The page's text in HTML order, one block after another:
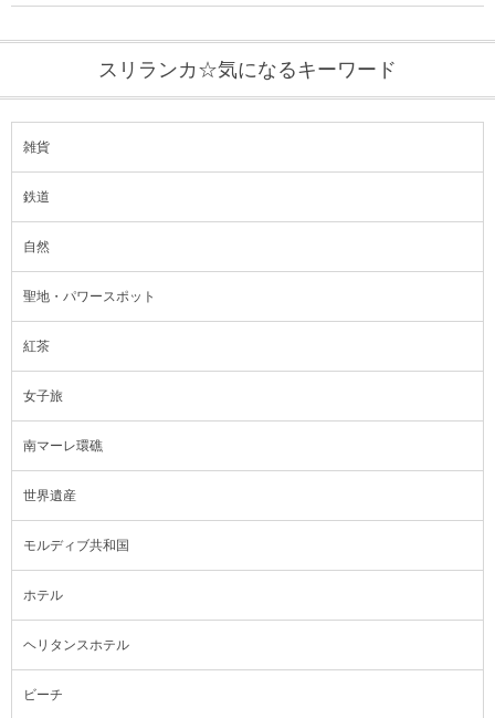
スリランカ☆気になるキーワード
雑貨
鉄道
自然
聖地・パワースポット
紅茶
女子旅
南マーレ環礁
世界遺産
モルディブ共和国
ホテル
ヘリタンスホテル
ビーチ